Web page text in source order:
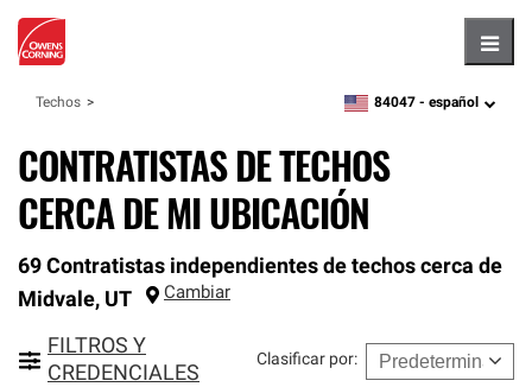
Techos zipcode,language
84047 - español
CONTRATISTAS DE TECHOS
CERCA DE MI UBICACIÓN
69 Contratistas independientes de techos cerca de
Midvale, UT Cambiar
FILTROS Y
CREDENCIALES
Clasificar por: